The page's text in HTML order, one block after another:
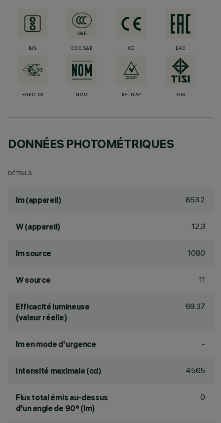
BIS CCC S&E CE EAC
ENEC-03 NOM RETILAP TISI
DONNÉES PHOTOMÉTRIQUES
DÉTAILS
lm (appareil) 853.2
W (appareil) 12.3
lm source 1080
W source 11
Efficacité lumineuse
(valeur réelle)
69.37
lm en mode d'urgence -
Intensité maximale (cd) 4565
Flux total émis au-dessus
d'un angle de 90° (lm)
0